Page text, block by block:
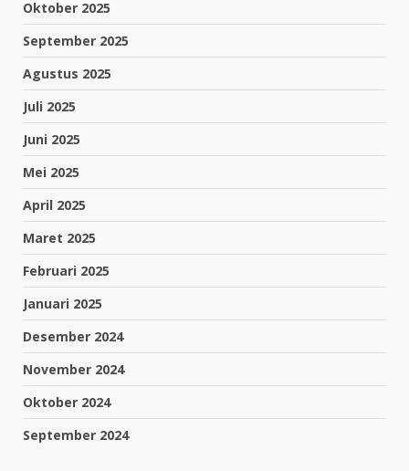
Oktober 2025
September 2025
Agustus 2025
Juli 2025
Juni 2025
Mei 2025
April 2025
Maret 2025
Februari 2025
Januari 2025
Desember 2024
November 2024
Oktober 2024
September 2024